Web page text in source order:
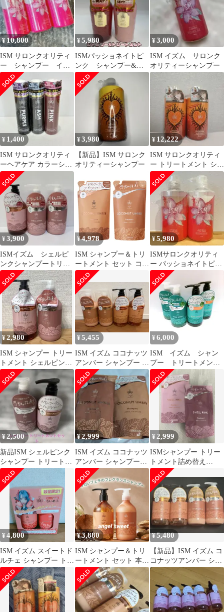
ジ補修 保湿ケア 80S◇
ISM コード:43117
¥ 10,800
ISM サロンクオリティ
ー シャンプー イズ
ム パッショネイトピ
ンク 新品 3本
¥5,980
ISMパッショネイトピ
ンク シャンプー&ト
リートメント
¥3,000
ISM イズム サロンク
オリティーシャンプー
¥ 1,400
ISM サロンクオリティ
ーヘアケア カラーシャ
ンプー パープル アッ
シュ ピンク
¥3,980
【新品】ISM サロンク
オリティーシャンプー
¥ 12,222
ISM サロンクオリティ
ー トリートメント シュ
ガーココナッツ 600mL
ⅹ2
¥3,900
ISMイズム シェルピ
ンクシャンプートリー
トメント3本セット
¥4,978
ISM シャンプー＆トリ
ートメント セット ココ
ナッツアンバー 詰め替
え 400ml
¥5,980
ISMサロンクオリティ
ー パッショネイトピン
ク シャンプー&トリー
トメント
¥2,980
ISM シャンプー トリー
トメント シェルピンク
セット【新品】
¥5,455
ISM イズム ココナッツ
アンバー シャンプー ト
リートメント おまと
め 4個
¥ 6,000
ISM イズム シャン
プー トリートメン
ト ローズグリーン
フローラルローズ
¥2,500
新品ISM シェルピンク
シャンプー トリートメ
ント SHELL PINK セッ
ト
¥2,999
ISM イズム ココナッツ
アンバー シャンプー&
トリートメント 詰替用
¥ 2,999
ISMシャンプー トリー
トメント詰め替え
400mlSHELL PINK イ
ズム
¥4,800
ISM イズム スイートド
ルチェ シャンプー トリ
ートメントセット
¥3,880
ISM シャンプー＆トリ
ートメント セット 本体
ココナッツアンバー ス
イートココナッツの香
り
¥5,480
【新品】ISM イズム コ
コナッツアンバー シャ
ンプー トリートメント